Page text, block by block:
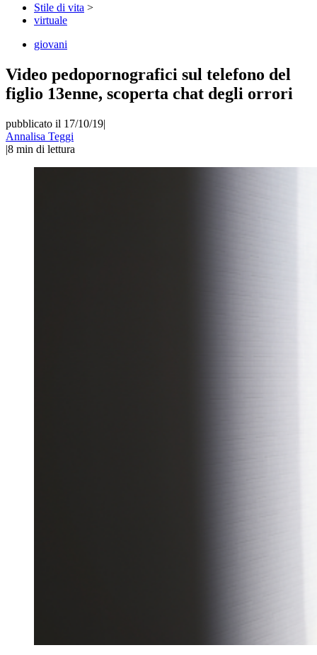
Stile di vita >
virtuale
giovani
Video pedopornografici sul telefono del
figlio 13enne, scoperta chat degli orrori
pubblicato il 17/10/19|
Annalisa Teggi
|8 min di lettura